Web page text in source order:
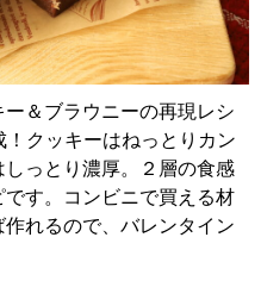
＆ブラウニーの再現レシ
クッキーはねっとりカン
っとり濃厚。２層の食感
す。コンビニで買える材
れるので、バレンタイン